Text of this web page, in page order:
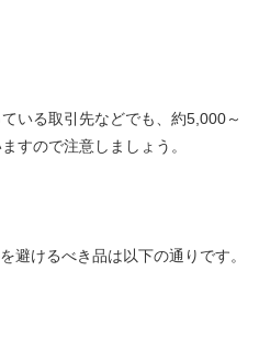
いる取引先などでも、約5,000～
すので注意しましょう。
避けるべき品は以下の通りです。